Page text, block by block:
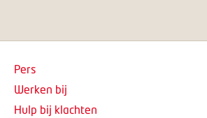
Pers
Werken bij
Hulp bij klachten